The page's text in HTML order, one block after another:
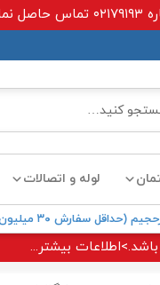
لوله و اتصالات
سفارش ۳۰ میلیون تومان )
بیشتر...